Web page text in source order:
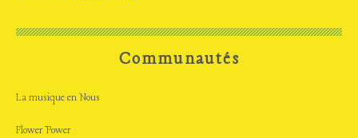
Communautés
La musique en Nous
Flower Power